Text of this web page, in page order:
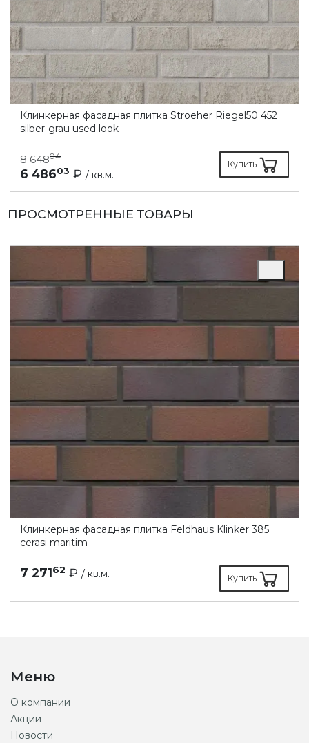
Клинкерная фасадная плитка Stroeher Riegel50 452
silber-grau used look
8 64804
6 48603 ₽ / кв.м.
Купить
ПРОСМОТРЕННЫЕ ТОВАРЫ
Клинкерная фасадная плитка Feldhaus Klinker 385
cerasi maritim
7 27162 ₽ / кв.м. Купить
Меню
О компании
Акции
Новости